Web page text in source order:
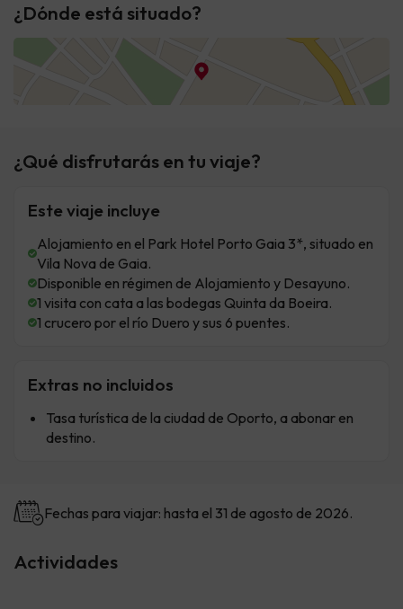
¿Dónde está situado?
¿Qué disfrutarás en tu viaje?
Este viaje incluye
Alojamiento en el Park Hotel Porto Gaia 3*, situado en
Vila Nova de Gaia.
Disponible en régimen de Alojamiento y Desayuno.
1 visita con cata a las bodegas Quinta da Boeira.
1 crucero por el río Duero y sus 6 puentes.
Extras no incluidos
Tasa turística de la ciudad de Oporto, a abonar en
destino.
Fechas para viajar: hasta el 31 de agosto de 2026.
Actividades